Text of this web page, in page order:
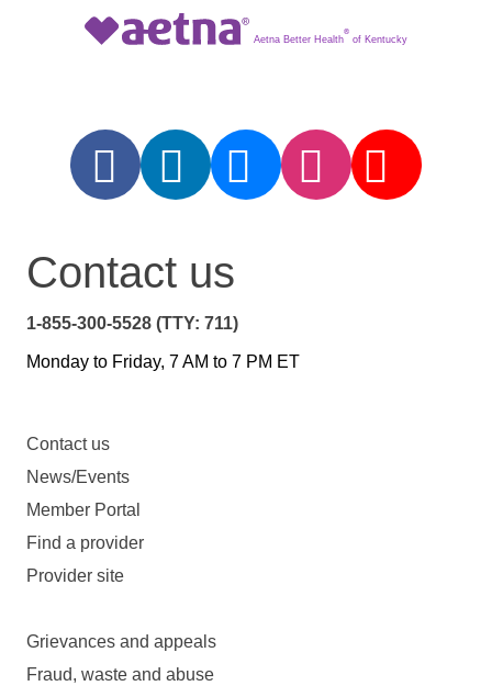
Aetna Better Health
®
of Kentucky
Contact us
1-855-300-5528 (TTY: 711)
Monday to Friday, 7 AM to 7 PM ET
Contact us
News/Events
Member Portal
Find a provider
Provider site
Grievances and appeals
Fraud, waste and abuse